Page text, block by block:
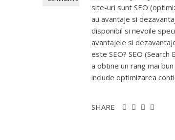
site-uri sunt SEO
au avantaje si
disponibil si nevoile
avantajele si
este SEO? SEO
a obtine un rang mai
include optimizarea
SHARE